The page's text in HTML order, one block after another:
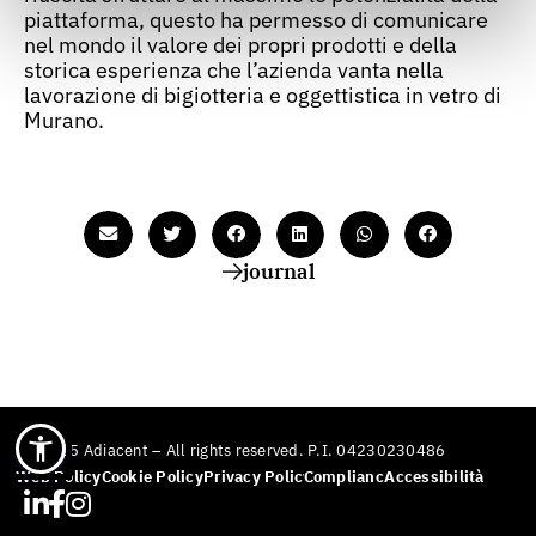
piattaforma, questo ha permesso di comunicare
nel mondo il valore dei propri prodotti e della
storica esperienza che l’azienda vanta nella
lavorazione di bigiotteria e oggettistica in vetro di
Murano.
journal
© 2025 Adiacent – All rights reserved. P.I. 04230230486
Web PolicyCookie PolicyPrivacy PolicyComplianceAccessibilità